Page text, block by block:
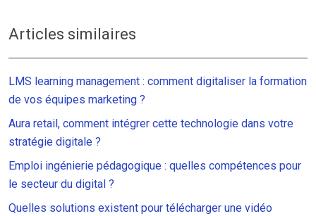
Articles similaires
LMS learning management : comment digitaliser la formation
de vos équipes marketing ?
Aura retail, comment intégrer cette technologie dans votre
stratégie digitale ?
Emploi ingénierie pédagogique : quelles compétences pour
le secteur du digital ?
Quelles solutions existent pour télécharger une vidéo